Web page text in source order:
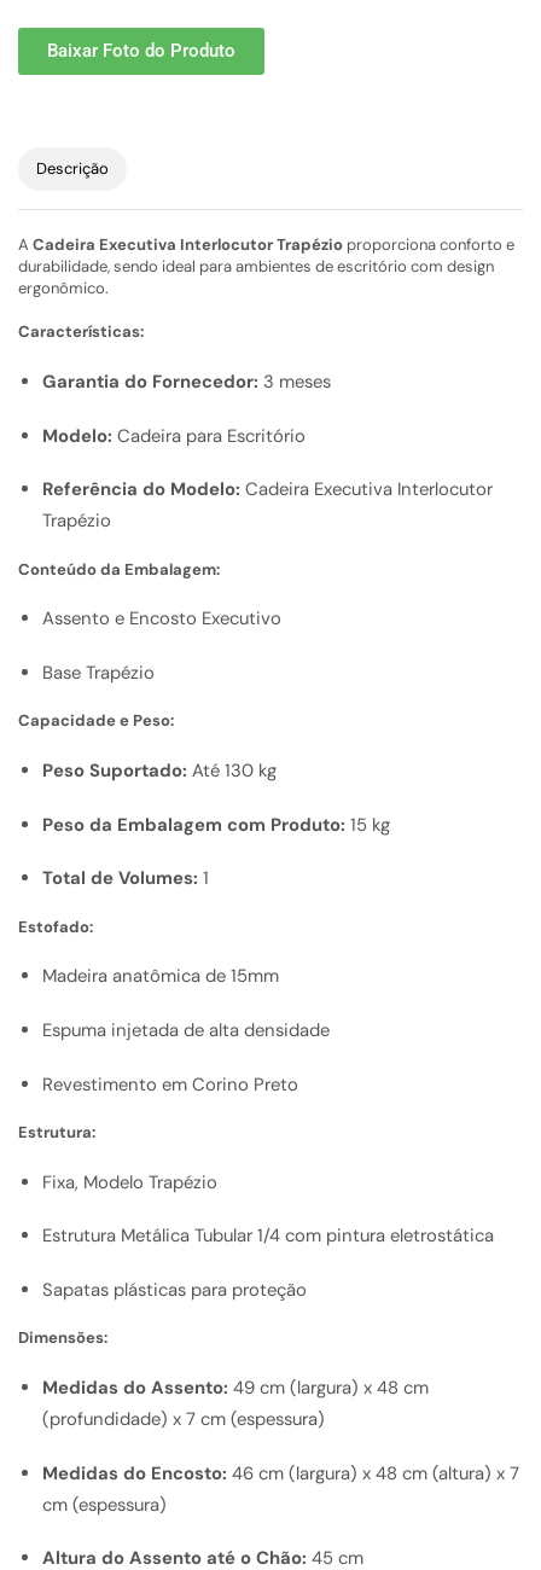
Baixar Foto do Produto
Descrição
A Cadeira Executiva Interlocutor Trapézio proporciona conforto e
durabilidade, sendo ideal para ambientes de escritório com design
ergonômico.
Características:
Garantia do Fornecedor: 3 meses
Modelo: Cadeira para Escritório
Referência do Modelo: Cadeira Executiva Interlocutor
Trapézio
Conteúdo da Embalagem:
Assento e Encosto Executivo
Base Trapézio
Capacidade e Peso:
Peso Suportado: Até 130 kg
Peso da Embalagem com Produto: 15 kg
Total de Volumes: 1
Estofado:
Madeira anatômica de 15mm
Espuma injetada de alta densidade
Revestimento em Corino Preto
Estrutura:
Fixa, Modelo Trapézio
Estrutura Metálica Tubular 1/4 com pintura eletrostática
Sapatas plásticas para proteção
Dimensões:
Medidas do Assento: 49 cm (largura) x 48 cm
(profundidade) x 7 cm (espessura)
Medidas do Encosto: 46 cm (largura) x 48 cm (altura) x 7
cm (espessura)
Altura do Assento até o Chão: 45 cm